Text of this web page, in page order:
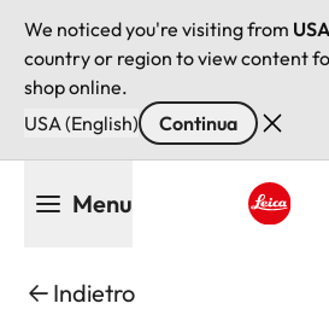
We noticed you're visiting from USA
country or region to view content
shop online.
USA (English)
Continua
Menu
Indietro